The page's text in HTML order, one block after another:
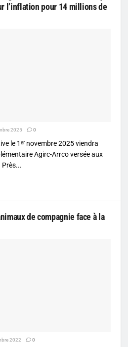
l’inflation pour 14 millions de
2025 0
le 1ᵉʳ novembre 2025 viendra
Agirc-Arrco versée aux
Près...
de compagnie face à la
2022 0